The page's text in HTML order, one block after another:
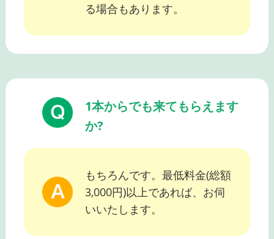
る場合もあります。
1本からでも来てもらえます
か?
もちろんです。最低料金(総額
3,000円)以上であれば、お伺
いいたします。